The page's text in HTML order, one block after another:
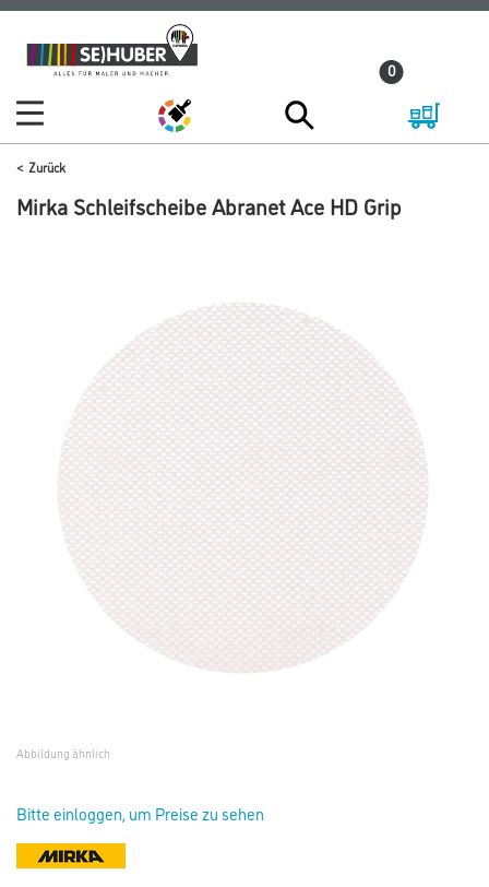
Zum
Inhalt
Zum
Navigationsmenü
0
Zurück
Mirka Schleifscheibe Abranet Ace HD Grip
Abbildung ähnlich
Bitte einloggen, um Preise zu sehen